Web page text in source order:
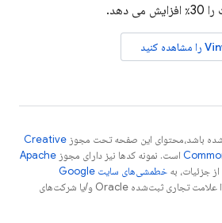
دهد.
شده باشد،‌محتوای این صفحه تحت مجوز Creative
است. نمونه کدها نیز دارای مجوز Apache
جزئیات، به
خطمشی‌های سایت Google
مراجعه کنید. جاوا علامت تجاری ثبت‌شده Oracle و/یا شرکت‌های